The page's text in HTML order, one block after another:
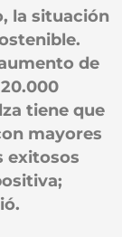
la situación
de
tiene que
mayores
exitosos